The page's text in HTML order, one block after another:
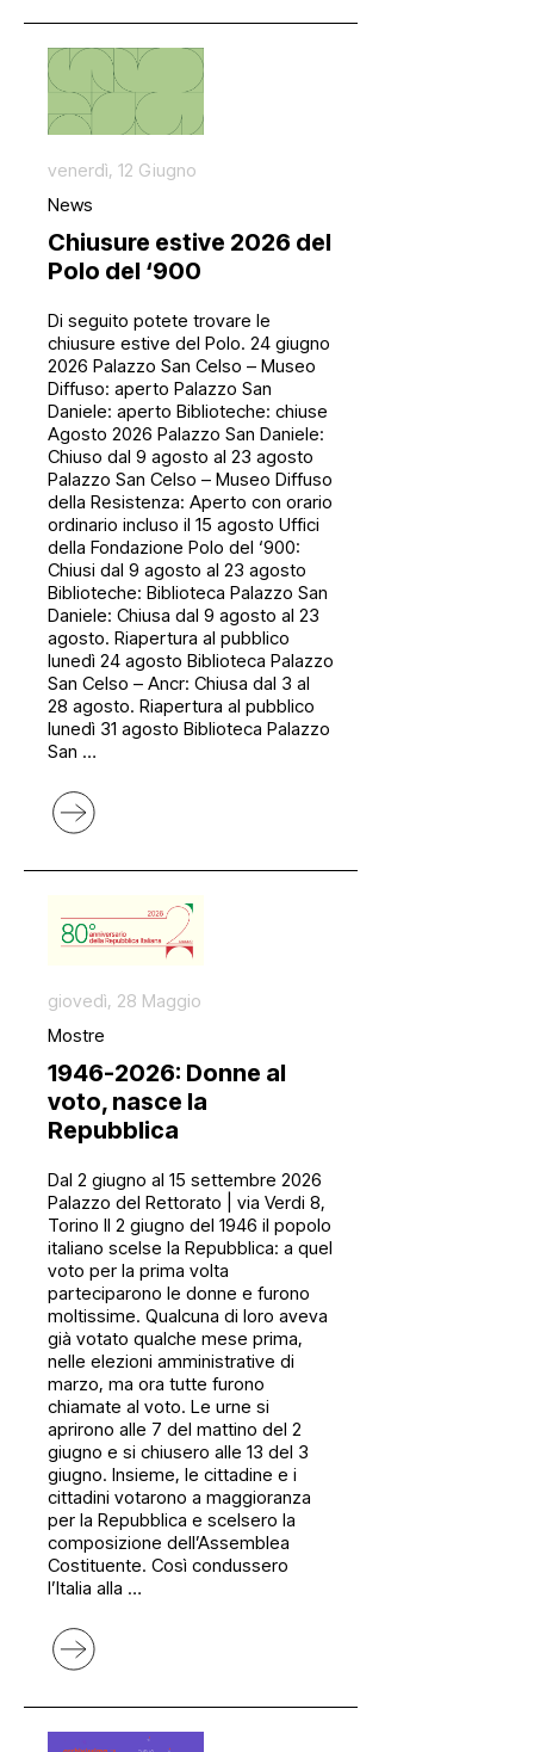
venerdì, 12 Giugno
News
Chiusure estive 2026 del
Polo del ‘900
Di seguito potete trovare le
chiusure estive del Polo. 24 giugno
2026 Palazzo San Celso – Museo
Diffuso: aperto Palazzo San
Daniele: aperto Biblioteche: chiuse
Agosto 2026 Palazzo San Daniele:
Chiuso dal 9 agosto al 23 agosto
Palazzo San Celso – Museo Diffuso
della Resistenza: Aperto con orario
ordinario incluso il 15 agosto Uffici
della Fondazione Polo del ‘900:
Chiusi dal 9 agosto al 23 agosto
Biblioteche: Biblioteca Palazzo San
Daniele: Chiusa dal 9 agosto al 23
agosto. Riapertura al pubblico
lunedì 24 agosto Biblioteca Palazzo
San Celso – Ancr: Chiusa dal 3 al
28 agosto. Riapertura al pubblico
lunedì 31 agosto Biblioteca Palazzo
San …
giovedì, 28 Maggio
Mostre
1946-2026: Donne al
voto, nasce la
Repubblica
Dal 2 giugno al 15 settembre 2026
Palazzo del Rettorato | via Verdi 8,
Torino Il 2 giugno del 1946 il popolo
italiano scelse la Repubblica: a quel
voto per la prima volta
parteciparono le donne e furono
moltissime. Qualcuna di loro aveva
già votato qualche mese prima,
nelle elezioni amministrative di
marzo, ma ora tutte furono
chiamate al voto. Le urne si
aprirono alle 7 del mattino del 2
giugno e si chiusero alle 13 del 3
giugno. Insieme, le cittadine e i
cittadini votarono a maggioranza
per la Repubblica e scelsero la
composizione dell’Assemblea
Costituente. Così condussero
l’Italia alla …